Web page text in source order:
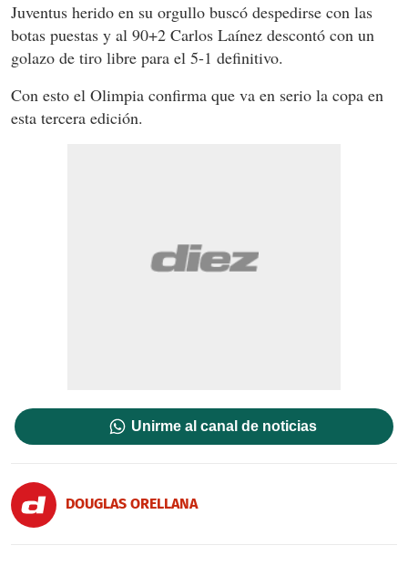
Juventus herido en su orgullo buscó despedirse con las
botas puestas y al 90+2 Carlos Laínez descontó con un
golazo de tiro libre para el 5-1 definitivo.
Con esto el Olimpia confirma que va en serio la copa en
esta tercera edición.
Unirme al canal de noticias
DOUGLAS ORELLANA